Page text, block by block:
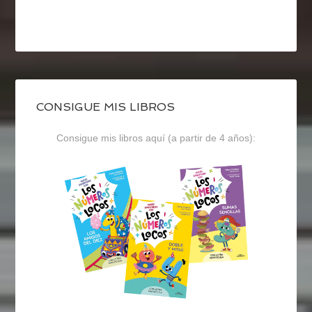
CONSIGUE MIS LIBROS
Consigue mis libros aquí (a partir de 4 años):